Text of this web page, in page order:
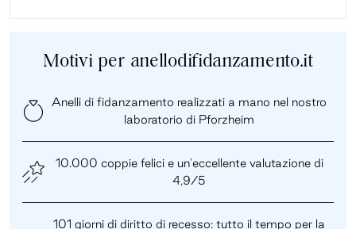
Motivi per anellodifidanzamento.it
Anelli di fidanzamento realizzati a mano nel nostro
laboratorio di Pforzheim
10.000 coppie felici e un'eccellente valutazione di
4,9/5
101 giorni di diritto di recesso: tutto il tempo per la